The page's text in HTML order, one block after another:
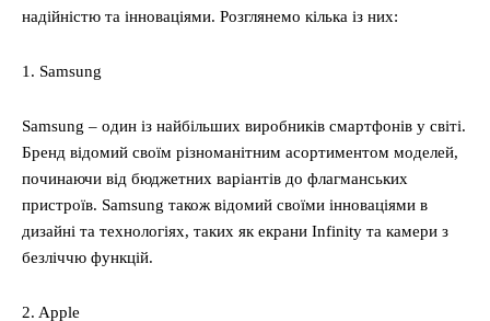
надійністю та інноваціями. Розглянемо кілька із них:
1. Samsung
Samsung – один із найбільших виробників смартфонів у світі.
Бренд відомий своїм різноманітним асортиментом моделей,
починаючи від бюджетних варіантів до флагманських
пристроїв. Samsung також відомий своїми інноваціями в
дизайні та технологіях, таких як екрани Infinity та камери з
безліччю функцій.
2. Apple